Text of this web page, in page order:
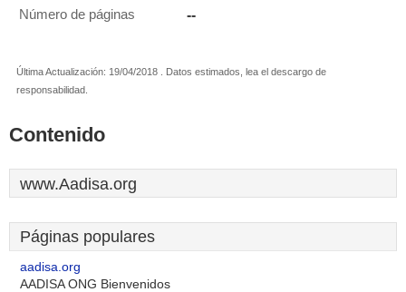
Número de páginas --
Última Actualización: 19/04/2018 . Datos estimados, lea el descargo de
responsabilidad.
Contenido
www.Aadisa.org
Páginas populares
aadisa.org
AADISA ONG Bienvenidos